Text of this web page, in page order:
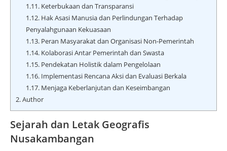
1.11.Keterbukaan dan Transparansi
1.12.Hak Asasi Manusia dan Perlindungan Terhadap
Penyalahgunaan Kekuasaan
1.13.Peran Masyarakat dan Organisasi Non-Pemerintah
1.14.Kolaborasi Antar Pemerintah dan Swasta
1.15.Pendekatan Holistik dalam Pengelolaan
1.16.Implementasi Rencana Aksi dan Evaluasi Berkala
1.17.Menjaga Keberlanjutan dan Keseimbangan
2.Author
Sejarah dan Letak Geografis
Nusakambangan